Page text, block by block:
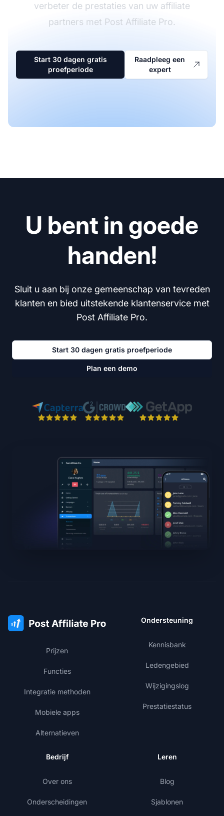
verbeter de prestaties van uw affiliate
partners met Post Affiliate Pro.
Start 30 dagen gratis
proefperiode
Raadpleeg een
expert
U bent in goede
handen!
Sluit u aan bij onze gemeenschap van tevreden
klanten en bied uitstekende klantenservice met
Post Affiliate Pro.
Start 30 dagen gratis proefperiode
Plan een demo
Prijzen
Functies
Integratie methoden
Mobiele apps
Alternatieven
Ondersteuning
Kennisbank
Ledengebied
Wijzigingslog
Prestatiestatus
Bedrijf
Over ons
Onderscheidingen
Leren
Blog
Sjablonen